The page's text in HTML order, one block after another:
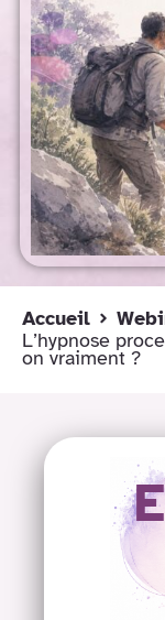
Accueil
L’hypnose
on vraiment ?